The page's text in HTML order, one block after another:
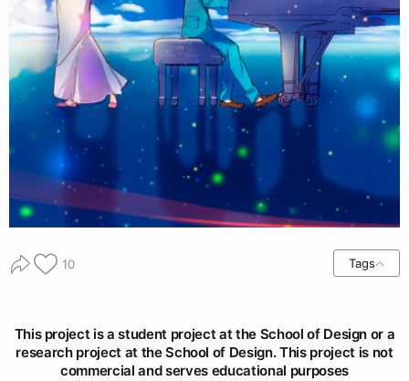
10 Tags
This project is a student project at the School of Design or a
research project at the School of Design. This project is not
commercial and serves educational purposes